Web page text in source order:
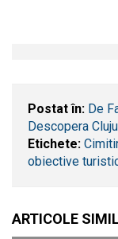
Postat în: De
Descopera Clujul
Etichete:
obiective
ARTICOLE